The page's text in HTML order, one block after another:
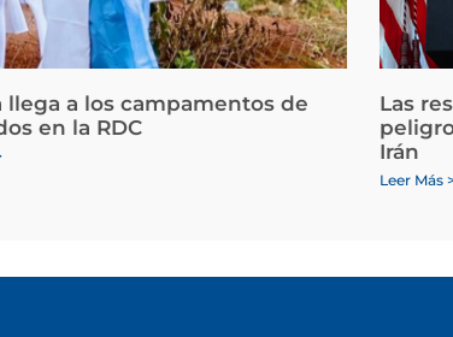
llega a los campamentos de
en la RDC
Las
Irán
Leer Más